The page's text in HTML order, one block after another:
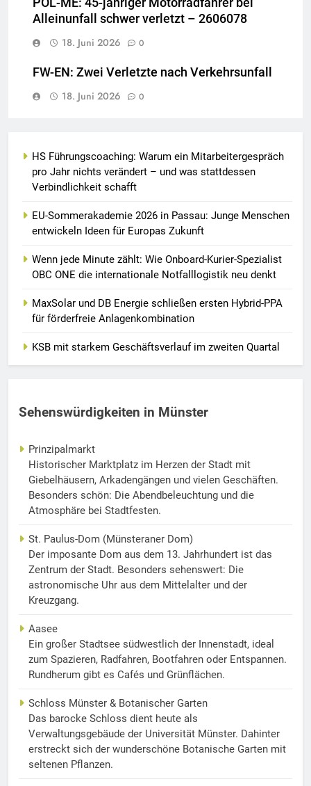
POL-ME: 45-jähriger Motorradfahrer bei
Alleinunfall schwer verletzt – 2606078
18. Juni 2026
0
FW-EN: Zwei Verletzte nach Verkehrsunfall
18. Juni 2026
0
HS Führungscoaching: Warum ein Mitarbeitergespräch
pro Jahr nichts verändert – und was stattdessen
Verbindlichkeit schafft
EU-Sommerakademie 2026 in Passau: Junge Menschen
entwickeln Ideen für Europas Zukunft
Wenn jede Minute zählt: Wie Onboard-Kurier-Spezialist
OBC ONE die internationale Notfalllogistik neu denkt
MaxSolar und DB Energie schließen ersten Hybrid-PPA
für förderfreie Anlagenkombination
KSB mit starkem Geschäftsverlauf im zweiten Quartal
Sehenswürdigkeiten in Münster
Prinzipalmarkt
Historischer Marktplatz im Herzen der Stadt mit
Giebelhäusern, Arkadengängen und vielen Geschäften.
Besonders schön: Die Abendbeleuchtung und die
Atmosphäre bei Stadtfesten.
St. Paulus-Dom (Münsteraner Dom)
Der imposante Dom aus dem 13. Jahrhundert ist das
Zentrum der Stadt. Besonders sehenswert: Die
astronomische Uhr aus dem Mittelalter und der
Kreuzgang.
Aasee
Ein großer Stadtsee südwestlich der Innenstadt, ideal
zum Spazieren, Radfahren, Bootfahren oder Entspannen.
Rundherum gibt es Cafés und Grünflächen.
Schloss Münster & Botanischer Garten
Das barocke Schloss dient heute als
Verwaltungsgebäude der Universität Münster. Dahinter
erstreckt sich der wunderschöne Botanische Garten mit
seltenen Pflanzen.